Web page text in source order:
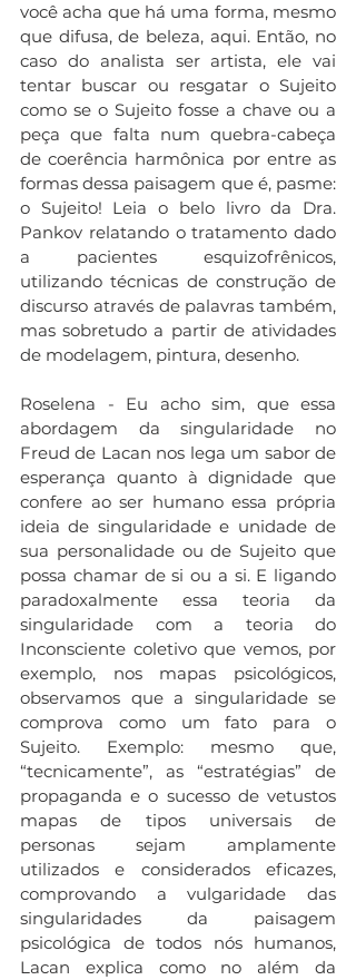
você acha que há uma forma, mesmo
que difusa, de beleza, aqui. Então, no
caso do analista ser artista, ele vai
tentar buscar ou resgatar o Sujeito
como se o Sujeito fosse a chave ou a
peça que falta num quebra-cabeça
de coerência harmônica por entre as
formas dessa paisagem que é, pasme:
o Sujeito! Leia o belo livro da Dra.
Pankov relatando o tratamento dado
a pacientes esquizofrênicos,
utilizando técnicas de construção de
discurso através de palavras também,
mas sobretudo a partir de atividades
de modelagem, pintura, desenho.
Roselena - Eu acho sim, que essa
abordagem da singularidade no
Freud de Lacan nos lega um sabor de
esperança quanto à dignidade que
confere ao ser humano essa própria
ideia de singularidade e unidade de
sua personalidade ou de Sujeito que
possa chamar de si ou a si. E ligando
paradoxalmente essa teoria da
singularidade com a teoria do
Inconsciente coletivo que vemos, por
exemplo, nos mapas psicológicos,
observamos que a singularidade se
comprova como um fato para o
Sujeito. Exemplo: mesmo que,
“tecnicamente”, as “estratégias” de
propaganda e o sucesso de vetustos
mapas de tipos universais de
personas sejam amplamente
utilizados e considerados eficazes,
comprovando a vulgaridade das
singularidades da paisagem
psicológica de todos nós humanos,
Lacan explica como no além da